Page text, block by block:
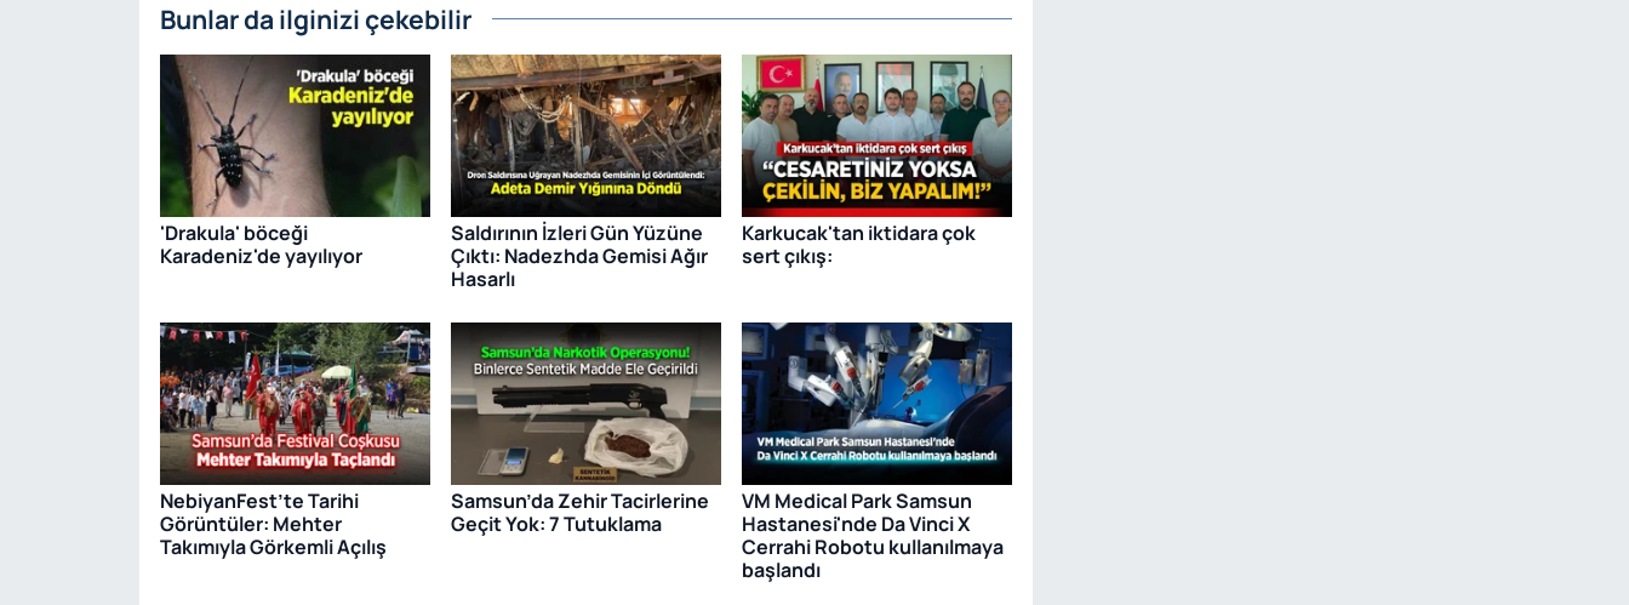
Bunlar da ilginizi çekebilir
'Drakula' böceği
Karadeniz'de yayılıyor
Saldırının İzleri Gün Yüzüne
Çıktı: Nadezhda Gemisi Ağır
Hasarlı
Karkucak'tan iktidara çok
sert çıkış:
NebiyanFest’te Tarihi
Görüntüler: Mehter
Takımıyla Görkemli Açılış
Samsun’da Zehir Tacirlerine
Geçit Yok: 7 Tutuklama
VM Medical Park Samsun
Hastanesi'nde Da Vinci X
Cerrahi Robotu kullanılmaya
başlandı